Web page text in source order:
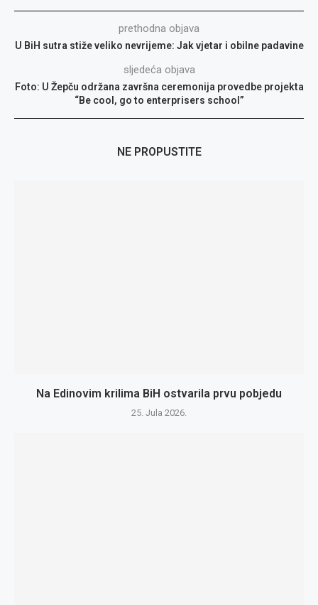
prethodna objava
U BiH sutra stiže veliko nevrijeme: Jak vjetar i obilne padavine
sljedeća objava
Foto: U Žepču održana završna ceremonija provedbe projekta
“Be cool, go to enterprisers school”
NE PROPUSTITE
Na Edinovim krilima BiH ostvarila prvu pobjedu
25. Jula 2026.